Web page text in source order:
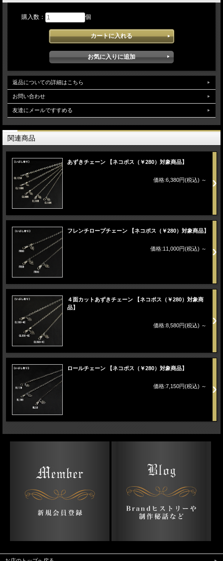
購入数： 個
返品についての詳細はこちら
お問い合わせ
友達にメールですすめる
関連商品
あずきチェーン 【ネコポス（￥280）対象商品】
価格:6,380円(税込) ～
フレンチロープチェーン 【ネコポス（￥280）対象商品】
価格:11,000円(税込) ～
４面カットあずきチェーン 【ネコポス（￥280）対象商
品】
価格:8,580円(税込) ～
ロールチェーン 【ネコポス（￥280）対象商品】
価格:7,150円(税込) ～